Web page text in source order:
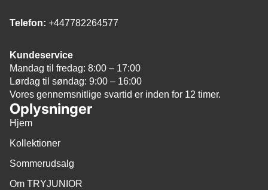
Telefon: +447782264577
Kundeservice
Mandag til fredag: 8:00 – 17:00
Lørdag til søndag: 9:00 – 16:00
Vores gennemsnitlige svartid er inden for 12 timer.
Oplysninger
Hjem
Kollektioner
Sommerudsalg
Om TRYJUNIOR